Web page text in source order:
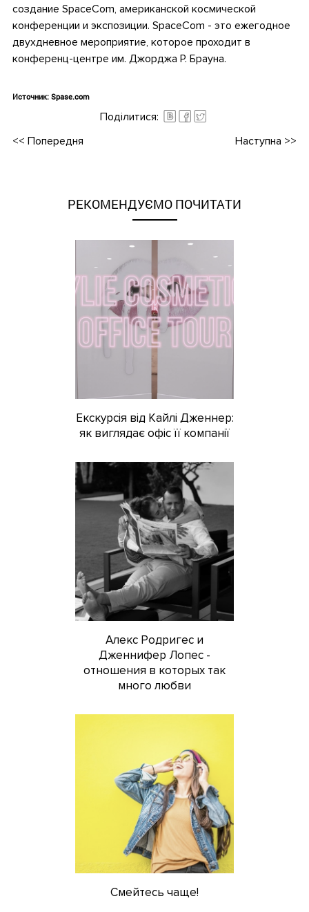
создание SpaceCom, американской космической
конференции и экспозиции. SpaceCom - это ежегодное
двухдневное мероприятие, которое проходит в
конференц-центре им. Джорджа Р. Брауна.
Источник: Spase.com
Поділитися:
<< Попередня Наступна >>
РЕКОМЕНДУЄМО ПОЧИТАТИ
Екскурсія від Кайлі Дженнер:
як виглядає офіс її компанії
Алекс Родригес и
Дженнифер Лопес -
отношения в которых так
много любви
Смейтесь чаще!